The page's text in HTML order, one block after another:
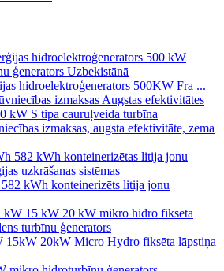
hidroelektroģenerators 500KW Fra ...
izmaksas, augsta efektivitāte, zema
kWh konteinerizēts litija jonu
15kW 20kW Micro Hydro fiksēta lāpstiņa